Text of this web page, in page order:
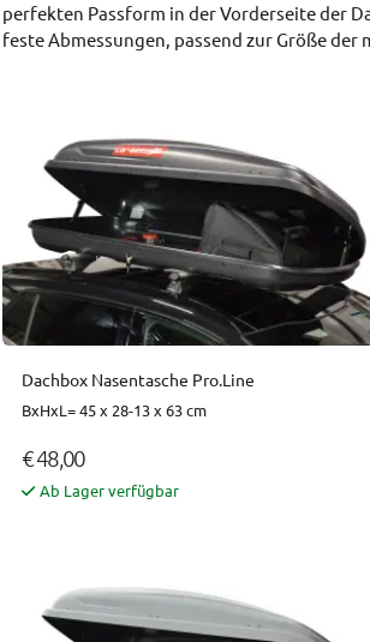
perfekten Passform in der Vorderseite der
feste Abmessungen, passend zur Größe
Dachbox Nasentasche Pro.Line
BxHxL= 45 x 28-13 x 63 cm
€ 48,00
Ab Lager verfügbar